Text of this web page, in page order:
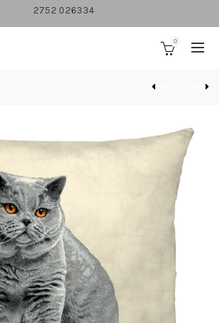
2752 026334
0